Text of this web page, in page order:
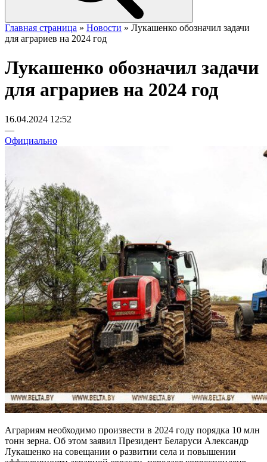
Главная страница » Новости » Лукашенко обозначил задачи
для аграриев на 2024 год
Лукашенко обозначил задачи
для аграриев на 2024 год
16.04.2024 12:52
—
Официально
Аграриям необходимо произвести в 2024 году порядка 10 млн
тонн зерна. Об этом заявил Президент Беларуси Александр
Лукашенко на совещании о развитии села и повышении